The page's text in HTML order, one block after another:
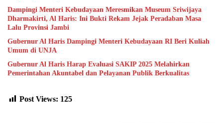
Dampingi Menteri Kebudayaan Meresmikan Museum Sriwijaya
Dharmakirti, Al Haris: Ini Bukti Rekam Jejak Peradaban Masa
Lalu Provinsi Jambi
Gubernur Al Haris Dampingi Menteri Kebudayaan RI Beri Kuliah
Umum di UNJA
Gubernur Al Haris Harap Evaluasi SAKIP 2025 Melahirkan
Pemerintahan Akuntabel dan Pelayanan Publik Berkualitas
Post Views: 125